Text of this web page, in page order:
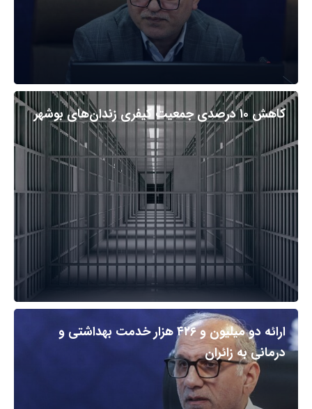
کاهش ۱۰ درصدی جمعیت کیفری زندان‌های بوشهر
ارائه دو میلیون و ۴۲۶ هزار خدمت بهداشتی و
درمانی به زائران